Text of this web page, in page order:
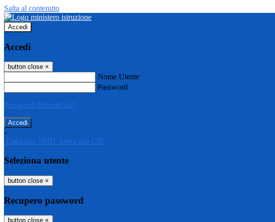
Salta al contenuto
Accedi
Accedi
button close ×
Nome Utente
Password
Password dimenticata?
-
Entra con SPID Entra con CIE
Seleziona utente
button close ×
Recupero password
button close ×